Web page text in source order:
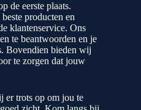
de eerste plaats.
producten en
klantenservice. Ons
te beantwoorden en je
Bovendien bieden wij
te zorgen dat jouw
trots op om jou te